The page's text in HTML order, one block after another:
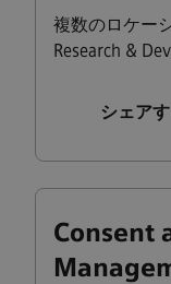
複数のロケー
Research &
シェア
Consent